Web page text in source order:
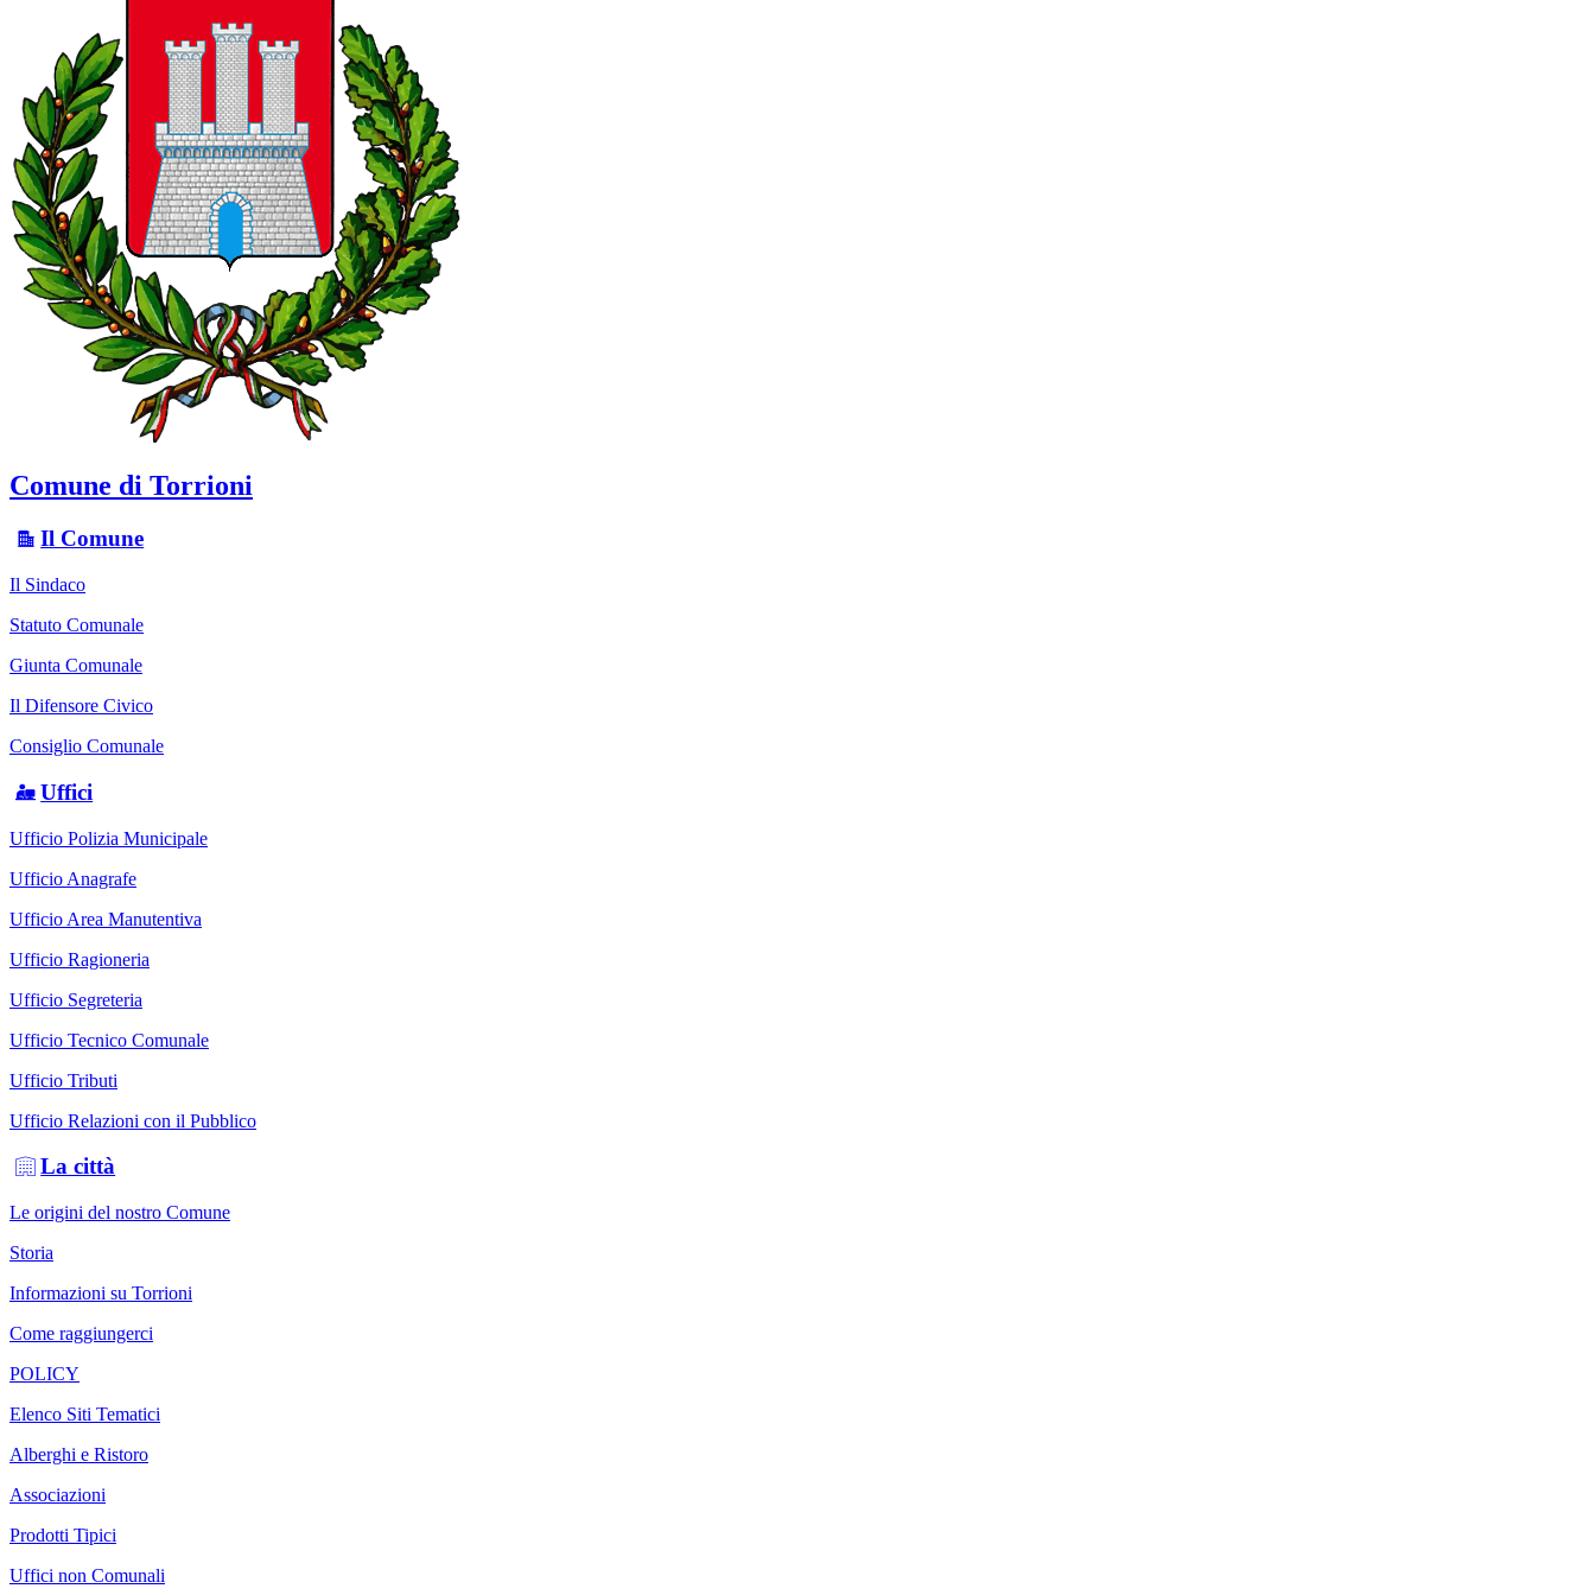
Comune di Torrioni
Il Comune
Il Sindaco
Statuto Comunale
Giunta Comunale
Il Difensore Civico
Consiglio Comunale
Uffici
Ufficio Polizia Municipale
Ufficio Anagrafe
Ufficio Area Manutentiva
Ufficio Ragioneria
Ufficio Segreteria
Ufficio Tecnico Comunale
Ufficio Tributi
Ufficio Relazioni con il Pubblico
La città
Le origini del nostro Comune
Storia
Informazioni su Torrioni
Come raggiungerci
POLICY
Elenco Siti Tematici
Alberghi e Ristoro
Associazioni
Prodotti Tipici
Uffici non Comunali